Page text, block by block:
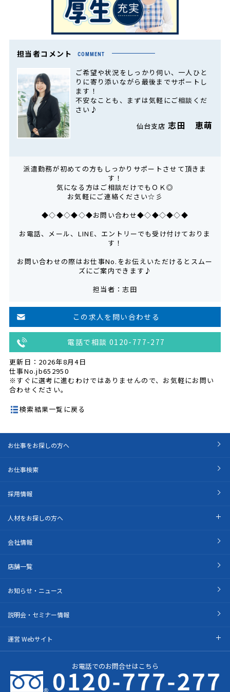
担当者コメント COMMENT
ご希望や状況をしっかり伺い、一人ひと
りに寄り添いながら最後までサポートし
ます！
不安なことも、まずは気軽にご相談くだ
さい♪
仙台支店志田 恵萌
派遣勤務が初めての方もしっかりサポートさせて頂きま
す！
気になる方はご相談だけでもＯＫ◎
お気軽にご連絡ください☆彡
◆◇◆◇◆◇◆お問い合わせ◆◇◆◇◆◇◆
お電話、メール、LINE、エントリーでも受け付けておりま
す！
お問い合わせの際はお仕事No.をお伝えいただけるとスムー
ズにご案内できます♪
担当者：志田
この求人を問い合わせる
電話で相談 0120-777-277
更新日：2026年8月4日
仕事No.jb652950
※すぐに選考に進むわけではありませんので、お気軽にお問い
合わせください。
検索結果一覧に戻る
お仕事をお探しの方へ
お仕事検索
採用情報
人材をお探しの方へ
会社情報
店舗一覧
お知らせ・ニュース
説明会・セミナー情報
運営 Webサイト
お電話でのお問合せはこちら